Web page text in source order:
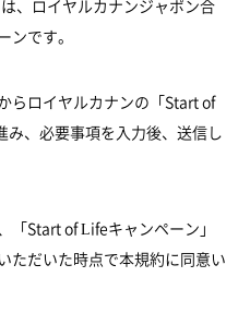
、ロイヤルカナンジャポン合
です。
らロイヤルカナンの「Start of
、必要事項を入力後、送信し
Start of Lifeキャンペーン」
ただいた時点で本規約に同意い